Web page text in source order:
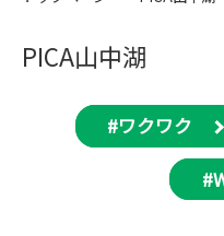
PICA山中湖
#ワクワク